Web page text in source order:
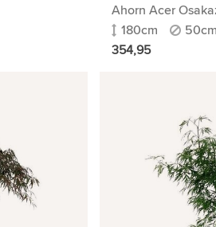
Ahorn Acer
180cm
50cm
354,95